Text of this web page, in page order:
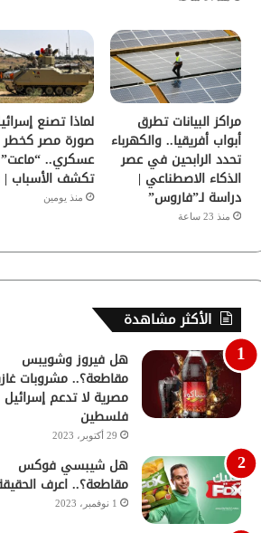
مراكز البيانات تطرق
أبواب أفريقيا.. والكهرباء
تحدد الرابحين في عصر
الذكاء الاصطناعي |
دراسة لـ”فاروس”
منذ 23 ساعة
لماذا تصنع
صورة مصر كخطر
عسكري.. “ماعت”
تكشف الأسباب |
منذ يومين
الأكثر مشاهدة
هل فيروز وشويبس
مقاطعة؟.. مشروبات
مصرية لا تدعم
فلسطين
29 أكتوبر، 2023
هل شيبسي فوكس
مقاطعة؟.. اعرف
1 نوفمبر، 2023